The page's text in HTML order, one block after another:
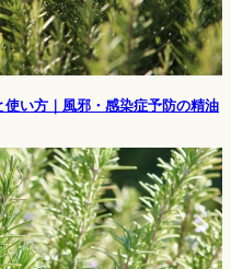
い方｜風邪・感染症予防の精油